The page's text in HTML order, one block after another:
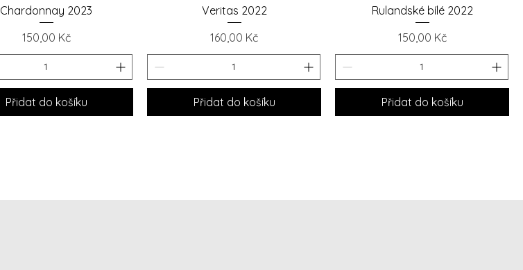
Rychlý náhled
Chardonnay 2023
Cena
150,00 Kč
Přidat do košíku
Rychlý náhled
Veritas 2022
Cena
160,00 Kč
Přidat do košíku
Rychlý náhled
Rulandské bílé 2022
Cena
150,00 Kč
Přidat do košíku